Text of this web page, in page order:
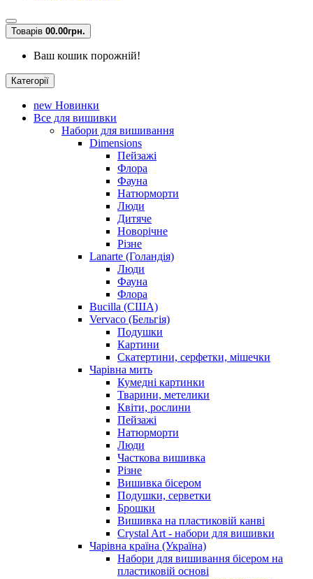
Товарів 00.00грн.
Ваш кошик порожній!
Категорії
new Новинки
Все для вишивки
Набори для вишивання
Dimensions
Пейзажі
Флора
Фауна
Натюрморти
Люди
Дитяче
Новорічне
Різне
Lanarte (Голандія)
Люди
Фауна
Флора
Bucilla (США)
Vervaco (Бельгія)
Подушки
Картини
Скатертини, серфетки, мішечки
Чарiвна мить
Кумедні картинки
Тварини, метелики
Квіти, рослини
Пейзажі
Натюрморти
Люди
Часткова вишивка
Різне
Вишивка бісером
Подушки, серветки
Брошки
Вишивка на пластиковій канві
Crystal Art - набори для вишивки
Чарівна країна (Україна)
Набори для вишивання бісером на
пластиковій основі